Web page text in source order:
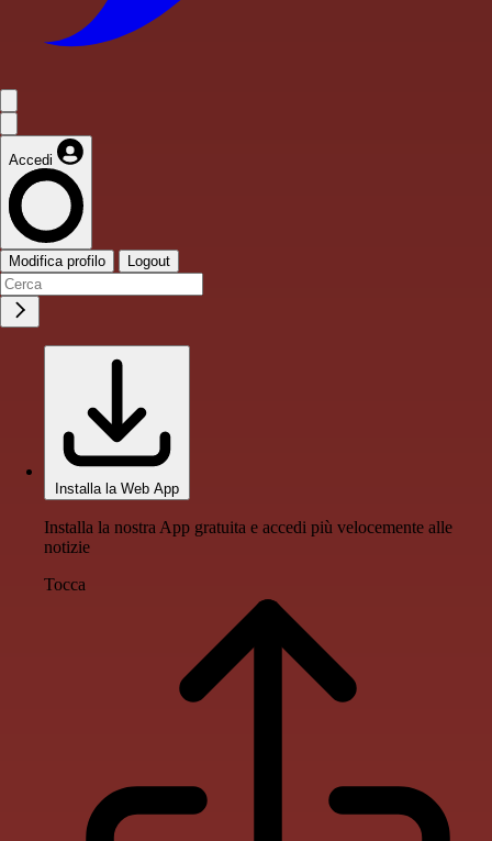
Accedi
Modifica profilo Logout
Installa la Web App
Installa la nostra App gratuita e accedi più velocemente alle
notizie
Tocca